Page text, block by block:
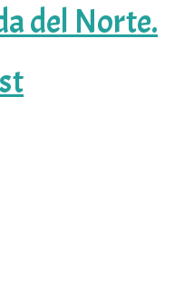
del Norte.